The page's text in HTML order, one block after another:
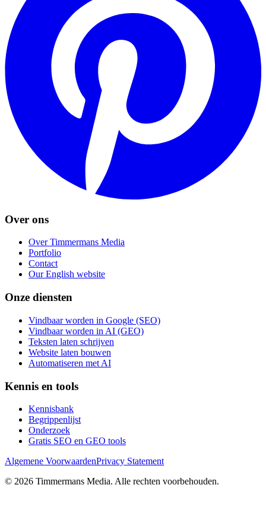
Over ons
Over Timmermans Media
Portfolio
Contact
Our English website
Onze diensten
Vindbaar worden in Google (SEO)
Vindbaar worden in AI (GEO)
Teksten laten schrijven
Website laten bouwen
Automatiseren met AI
Kennis en tools
Kennisbank
Begrippenlijst
Onderzoek
Gratis SEO en GEO tools
Algemene VoorwaardenPrivacy Statement
© 2026 Timmermans Media. Alle rechten voorbehouden.